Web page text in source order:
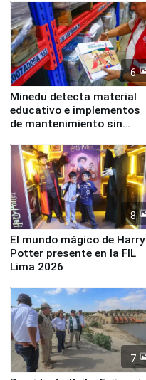
6
Minedu detecta material
educativo e implementos
de mantenimiento sin
la UGEL 2
8
El mundo mágico de Harry
Potter presente en la FIL
Lima 2026
7